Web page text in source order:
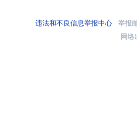
违法和不良信息举报中心举报
网